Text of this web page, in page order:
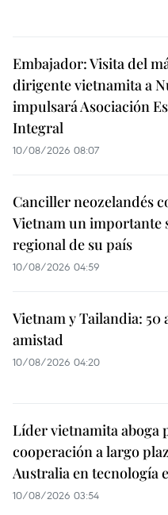
Embajador: Visita del
dirigente vietnamita a
impulsará Asociación
Integral
10/08/2026 08:07
Canciller neozelandés
Vietnam un importante
regional de su país
10/08/2026 04:59
Vietnam y Tailandia: 50
amistad
10/08/2026 04:20
Líder vietnamita aboga
cooperación a largo
Australia en tecnología
10/08/2026 03:54